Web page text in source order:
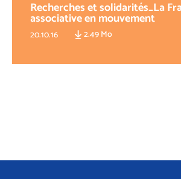
Recherches et solidarités_La
associative en mouvement
20.10.16 2.49 Mo